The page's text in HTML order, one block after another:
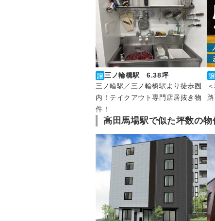
三ノ輪橋駅 6.38坪
三ノ輪駅／三ノ輪橋駅より徒歩圏
内！テイクアウト専門店居抜き物
件！
高田馬場駅で似た坪数の物